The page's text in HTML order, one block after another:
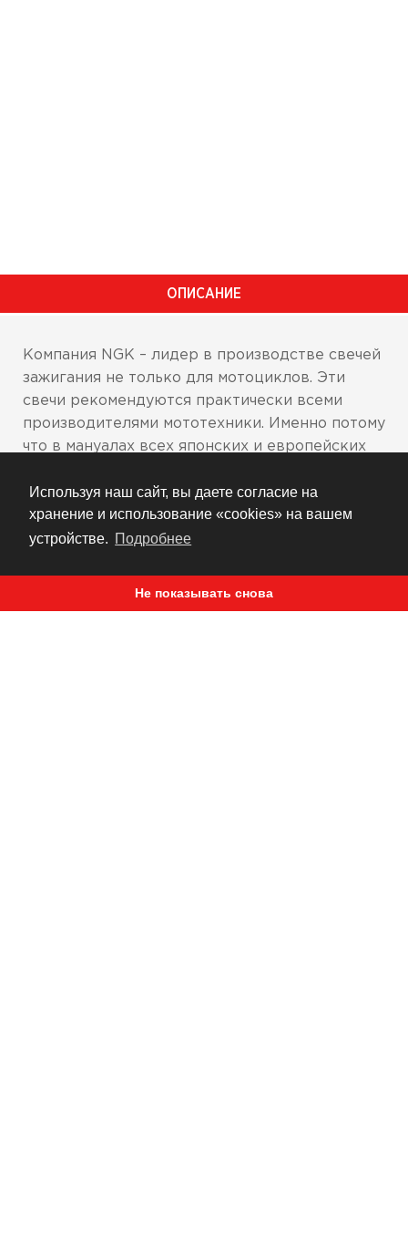
Используя наш сайт, вы даете согласие на
хранение и использование «cookies» на вашем
устройстве. Подробнее
Не показывать снова
ОПИСАНИЕ
Компания NGK – лидер в производстве свечей
зажигания не только для мотоциклов. Эти
свечи рекомендуются практически всеми
производителями мототехники. Именно потому
что в мануалах всех японских и европейских
использованию, мы их продаем.
Цена меняется в зависимости от модели -
по запросу
Укажите год и модель мотоцикла при